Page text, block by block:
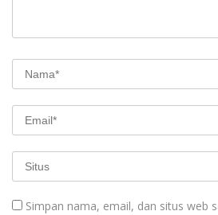
Simpan nama, email, dan situs web